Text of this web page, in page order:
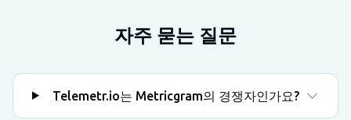
자주 묻는 질문
Telemetr.io는 Metricgram의 경쟁자인가요?